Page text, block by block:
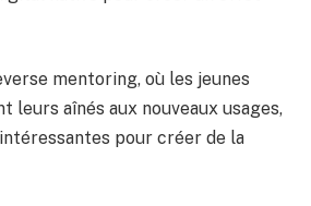
mentoring, où les jeunes
leurs aînés aux nouveaux usages,
pour créer de la